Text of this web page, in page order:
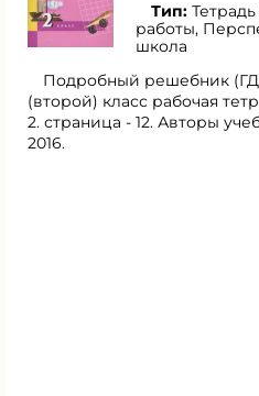
Тип:
работы,
школа
Подробный решебник
(второй) класс рабочая
2. страница - 12. Авторы
2016.